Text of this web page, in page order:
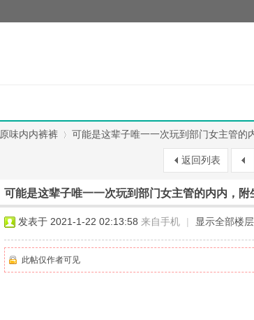
原味内内裤裤
›
可能是这辈子唯一一次玩到部门女主管的
返回列表
可能是这辈子唯一一次玩到部门女主管的内内，附
发表于 2021-1-22 02:13:58 来自手机 | 显示全部楼层
此帖仅作者可见